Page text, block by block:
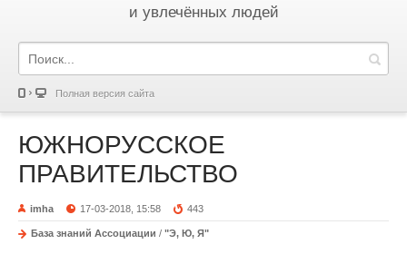
и увлечённых людей
Полная версия сайта
ЮЖНОРУССКОЕ
ПРАВИТЕЛЬСТВО
imha 17-03-2018, 15:58 443
База знаний Ассоциации / "Э, Ю, Я"